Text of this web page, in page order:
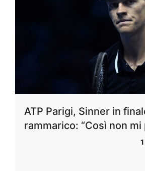
ATP Parigi, Sinner in
rammarico: “Così non mi